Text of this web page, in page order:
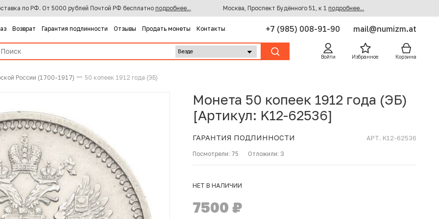
по РФ. От 5000 рублей Почтой РФ бесплатно подробнее... Москва, Проспект Будённого 51, к 1 подробнее...
Возврат Гарантия подлинности Отзывы Продать монеты Контакты +7 (985) 008-91-90 mail@numizm.at
Войти Избранное Корзина
России (1700-1917) 50 копеек 1912 года (ЭБ)
Монета 50 копеек 1912 года (ЭБ)
[Артикул: K12-62536]
ГАРАНТИЯ ПОДЛИННОСТИ АРТ. K12-62536
Посмотрели: 75 Отложили: 3
НЕТ В НАЛИЧИИ
7500₽